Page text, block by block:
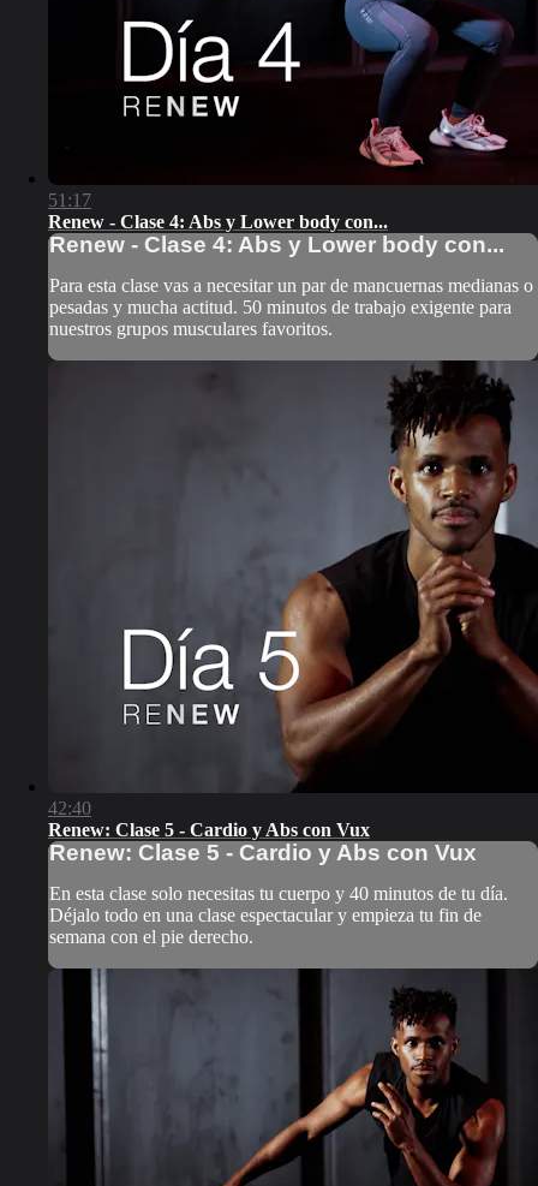
51:17
Renew - Clase 4: Abs y Lower body con...
Renew - Clase 4: Abs y Lower body con...
Para esta clase vas a necesitar un par de mancuernas medianas o
pesadas y mucha actitud. 50 minutos de trabajo exigente para
nuestros grupos musculares favoritos.
42:40
Renew: Clase 5 - Cardio y Abs con Vux
Renew: Clase 5 - Cardio y Abs con Vux
En esta clase solo necesitas tu cuerpo y 40 minutos de tu día.
Déjalo todo en una clase espectacular y empieza tu fin de
semana con el pie derecho.